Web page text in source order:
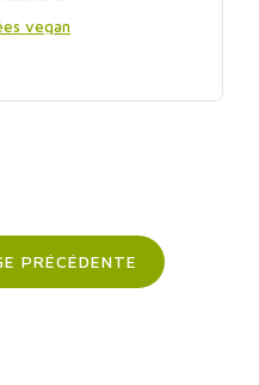
vegan
PRÉCÉDENTE